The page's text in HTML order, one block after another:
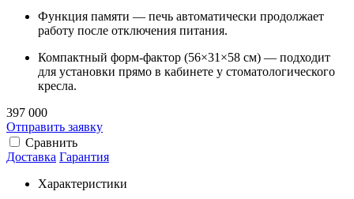
Функция памяти — печь автоматически продолжает
работу после отключения питания.
Компактный форм-фактор (56×31×58 см) — подходит
для установки прямо в кабинете у стоматологического
кресла.
397 000
Отправить заявку
Сравнить
Доставка Гарантия
Характеристики